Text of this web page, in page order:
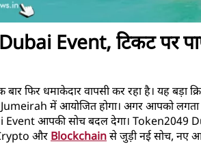
Event, टिकट पर
फिर धमाकेदार वापसी कर रहा है। यह बड़ा
में आयोजित होगा। अगर आपको लगता है
आपकी सोच बदल देगा। Token2049
और Blockchainसे जुड़ी नई सोच, नए